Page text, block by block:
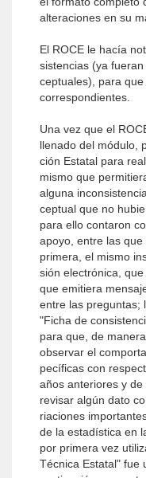
alteraciones en su
El ROCE le hacía
sistencias (ya
ceptuales), para
correspondientes.
Una vez que el
llenado del módulo,
ción Estatal para
mismo que
alguna
ceptual que no
para ello contaron
apoyo, entre las
primera, el mismo
sión electrónica,
que emitiera
entre las preguntas;
"Ficha de
para que, de
observar el
pecíficas con
años anteriores y de
revisar algún dato
riaciones
de la estadística en
por primera vez
Técnica Estatal" fue